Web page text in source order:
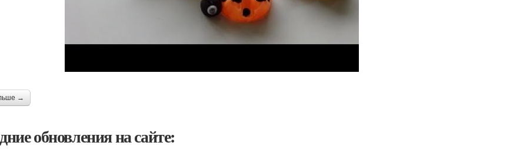
→
обновления на сайте: